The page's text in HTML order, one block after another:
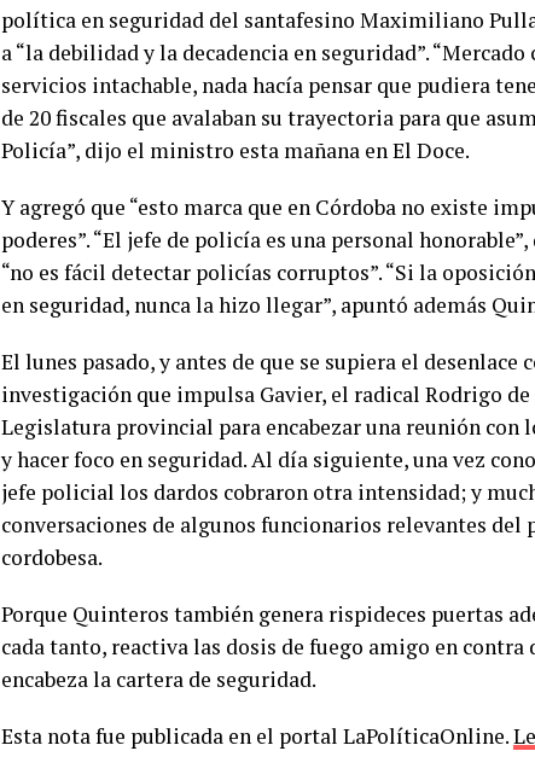
política en seguridad del santafesino Maximiliano
a “la debilidad y la decadencia en seguridad”. “Mercado
servicios intachable, nada hacía pensar que pudiera
de 20 fiscales que avalaban su trayectoria para que
Policía”, dijo el ministro esta mañana en El Doce.
Y agregó que “esto marca que en Córdoba no existe
poderes”. “El jefe de policía es una personal
“no es fácil detectar policías corruptos”. “Si la
en seguridad, nunca la hizo llegar”, apuntó además
El lunes pasado, y antes de que se supiera el desenlace
investigación que impulsa Gavier, el radical Rodrigo de
Legislatura provincial para encabezar una reunión con
y hacer foco en seguridad. Al día siguiente, una vez
jefe policial los dardos cobraron otra intensidad; y
conversaciones de algunos funcionarios relevantes
cordobesa.
Porque Quinteros también genera rispideces puertas
cada tanto, reactiva las dosis de fuego amigo en
encabeza la cartera de seguridad.
Esta nota fue publicada en el portal LaPolíticaOnline.